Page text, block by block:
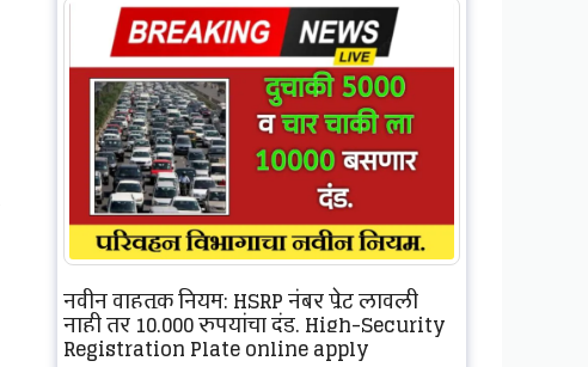
नवीन वाहतूक नियम: HSRP नंबर प्लेट लावली
नाही तर 10,000 रुपयांचा दंड. High-Security
Registration Plate online apply